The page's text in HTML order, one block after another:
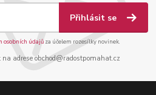
Přihlásit se
osobních údajů za účelem rozesílky novinek.
adrese obchod@radostpomahat.cz